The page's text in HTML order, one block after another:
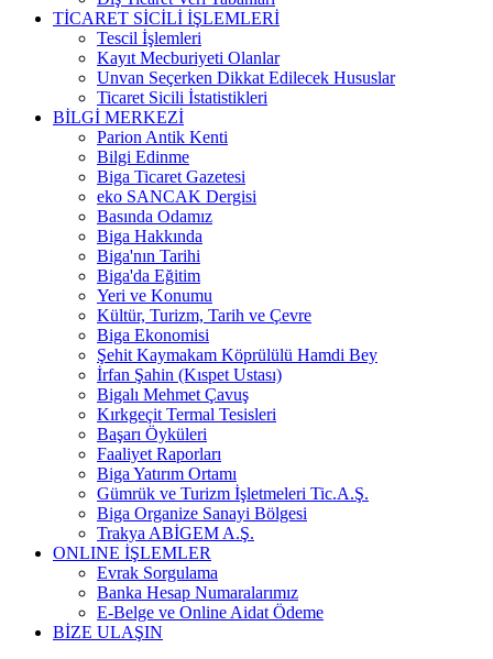
TİCARET SİCİLİ İŞLEMLERİ
Tescil İşlemleri
Kayıt Mecburiyeti Olanlar
Unvan Seçerken Dikkat Edilecek Hususlar
Ticaret Sicili İstatistikleri
BİLGİ MERKEZİ
Parion Antik Kenti
Bilgi Edinme
Biga Ticaret Gazetesi
eko SANCAK Dergisi
Basında Odamız
Biga Hakkında
Biga'nın Tarihi
Biga'da Eğitim
Yeri ve Konumu
Kültür, Turizm, Tarih ve Çevre
Biga Ekonomisi
Şehit Kaymakam Köprülülü Hamdi Bey
İrfan Şahin (Kıspet Ustası)
Bigalı Mehmet Çavuş
Kırkgeçit Termal Tesisleri
Başarı Öyküleri
Faaliyet Raporları
Biga Yatırım Ortamı
Gümrük ve Turizm İşletmeleri Tic.A.Ş.
Biga Organize Sanayi Bölgesi
Trakya ABİGEM A.Ş.
ONLINE İŞLEMLER
Evrak Sorgulama
Banka Hesap Numaralarımız
E-Belge ve Online Aidat Ödeme
BİZE ULAŞIN